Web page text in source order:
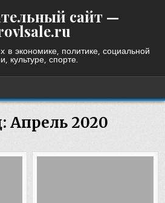
сайт —
в экономике, политике, социальной
культуре, спорте.
Апрель 2020